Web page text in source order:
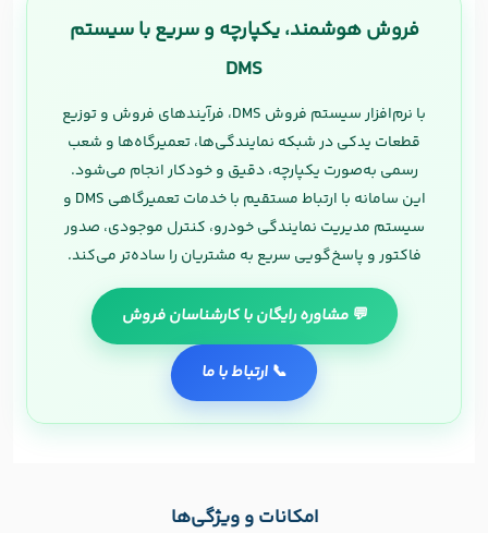
فروش هوشمند، یکپارچه و سریع با سیستم
DMS
با نرم‌افزار سیستم فروش DMS، فرآیندهای فروش و توزیع
قطعات یدکی در شبکه نمایندگی‌ها، تعمیرگاه‌ها و شعب
رسمی به‌صورت یکپارچه، دقیق و خودکار انجام می‌شود.
این سامانه با ارتباط مستقیم با خدمات تعمیرگاهی DMS و
سیستم مدیریت نمایندگی خودرو، کنترل موجودی، صدور
فاکتور و پاسخ‌گویی سریع به مشتریان را ساده‌تر می‌کند.
💬 مشاوره رایگان با کارشناسان فروش
📞 ارتباط با ما
امکانات و ویژگی‌ها